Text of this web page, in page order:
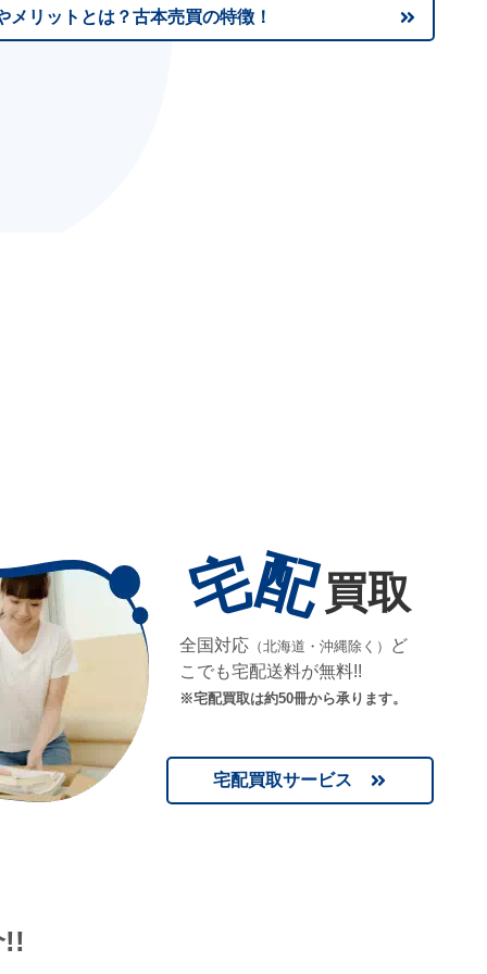
メリットとは？古本売買の特徴！
宅配買取
宅配買取サービス
全国対応 （北海道・沖縄除く）
ど
こでも宅配送料が無料!!
※宅配買取は約50冊から承ります。
!!